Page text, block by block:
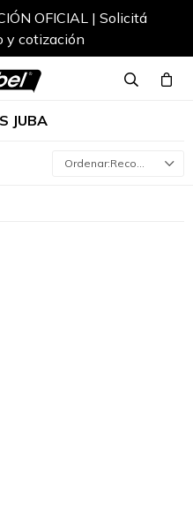
OFICIAL | Solicitá
y cotización
JUBA
Recomendados